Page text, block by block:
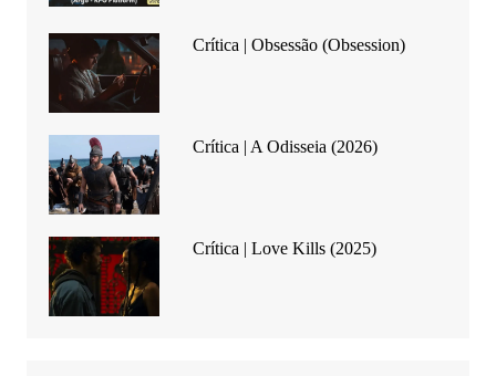
Crítica | Obsessão (Obsession)
Crítica | A Odisseia (2026)
Crítica | Love Kills (2025)